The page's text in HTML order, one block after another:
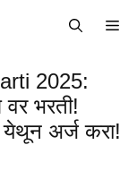
2025:
वर भरती!
येथून अर्ज करा!